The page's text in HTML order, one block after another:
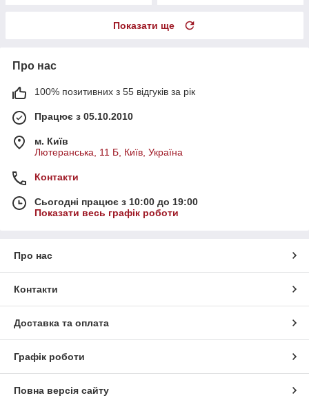
Показати ще
Про нас
100% позитивних з 55 відгуків за рік
Працює з 05.10.2010
м. Київ
Лютеранська, 11 Б, Київ, Україна
Контакти
Сьогодні працює з 10:00 до 19:00
Показати весь графік роботи
Про нас
Контакти
Доставка та оплата
Графік роботи
Повна версія сайту